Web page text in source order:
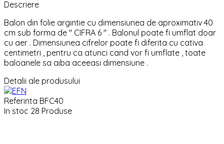
Descriere
Balon din folie argintie cu dimensiunea de aproximativ 40
cm sub forma de " CIFRA 6 " . Balonul poate fi umflat doar
cu aer . Dimensiunea cifrelor poate fi diferita cu cativa
centimetri , pentru ca atunci cand vor fi umflate , toate
baloanele sa aiba aceeasi dimensiune .
Detalii ale produsului
Referinta BFC40
In stoc 28 Produse